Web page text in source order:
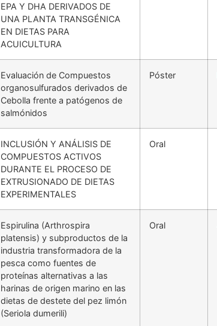
EPA Y DHA DERIVADOS DE
UNA PLANTA TRANSGÉNICA
EN DIETAS PARA
ACUICULTURA
Evaluación de Compuestos
organosulfurados derivados de
Cebolla frente a patógenos de
salmónidos
Póster
INCLUSIÓN Y ANÁLISIS DE
COMPUESTOS ACTIVOS
DURANTE EL PROCESO DE
EXTRUSIONADO DE DIETAS
EXPERIMENTALES
Oral
Espirulina (Arthrospira
platensis) y subproductos de la
industria transformadora de la
pesca como fuentes de
proteínas alternativas a las
harinas de origen marino en las
dietas de destete del pez limón
(Seriola dumerili)
Oral